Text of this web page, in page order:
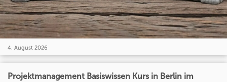
4. August 2026
Projektmanagement Basiswissen Kurs in Berlin im